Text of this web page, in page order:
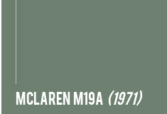
McLaren M19A (1971)